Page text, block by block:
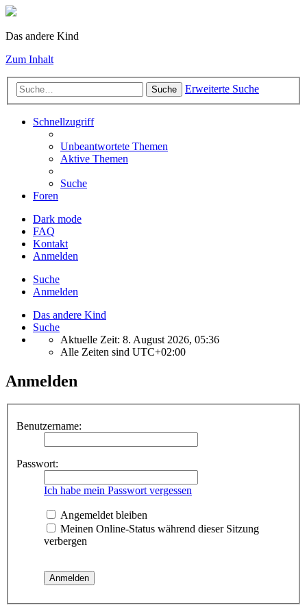
Das andere Kind
Zum Inhalt
Suche Erweiterte Suche
Schnellzugriff
Unbeantwortete Themen
Aktive Themen
Suche
Foren
Dark mode
FAQ
Kontakt
Anmelden
Suche
Anmelden
Das andere Kind
Suche
Aktuelle Zeit: 8. August 2026, 05:36
Alle Zeiten sind UTC+02:00
Anmelden
Benutzername:
Passwort:
Ich habe mein Passwort vergessen
Angemeldet bleiben
Meinen Online-Status während dieser Sitzung
verbergen